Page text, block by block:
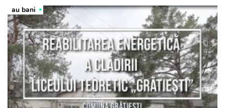
au bani